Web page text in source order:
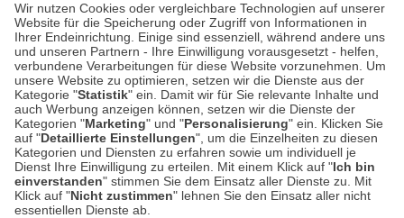
Wir nutzen Cookies oder vergleichbare Technologien auf unserer
Website für die Speicherung oder Zugriff von Informationen in
Ihrer Endeinrichtung. Einige sind essenziell, während andere uns
und unseren Partnern - Ihre Einwilligung vorausgesetzt - helfen,
verbundene Verarbeitungen für diese Website vorzunehmen. Um
unsere Website zu optimieren, setzen wir die Dienste aus der
Kategorie "Statistik" ein. Damit wir für Sie relevante Inhalte und
auch Werbung anzeigen können, setzen wir die Dienste der
Kategorien "Marketing" und "Personalisierung" ein. Klicken Sie
auf "Detaillierte Einstellungen", um die Einzelheiten zu diesen
Kategorien und Diensten zu erfahren sowie um individuell je
Dienst Ihre Einwilligung zu erteilen. Mit einem Klick auf "Ich bin
einverstanden" stimmen Sie dem Einsatz aller Dienste zu. Mit
Klick auf "Nicht zustimmen" lehnen Sie den Einsatz aller nicht
essentiellen Dienste ab.
Unser Geschäft in Meckenheim
Auf dem Steinbüchel 6
53340 Meckenheim
Montag bis Samstag 9:00 Uhr bis 18:00 Uhr
weitere Information